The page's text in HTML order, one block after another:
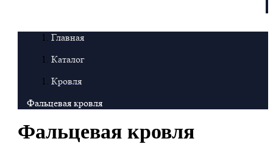
Главная
Каталог
Кровля
Фальцевая кровля
Фальцевая кровля